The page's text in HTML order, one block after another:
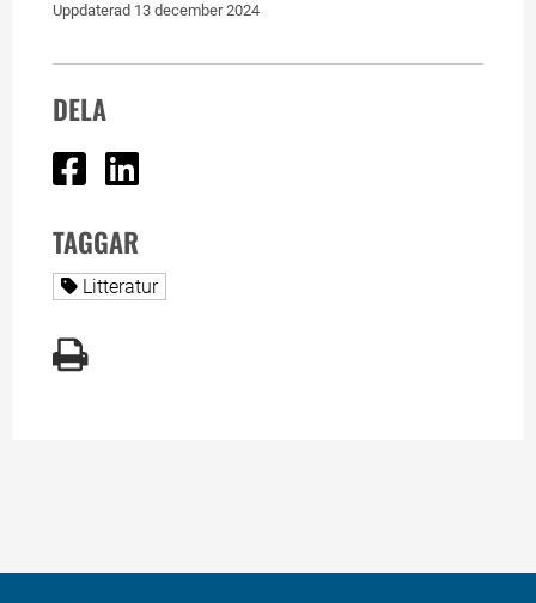
Uppdaterad 13 december 2024
DELA
Dela på Facebook
TAGGAR
Alla sidor taggade med
Litteratur